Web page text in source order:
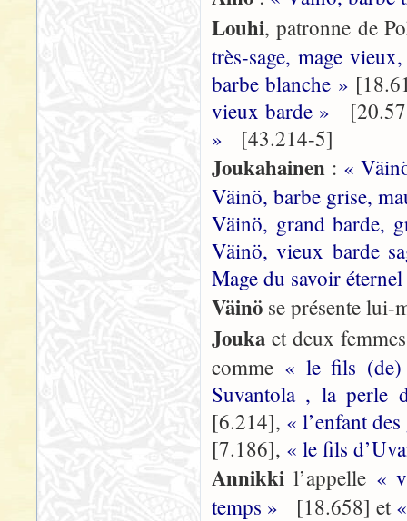
Louhi, patronne de
très-sage, mage
barbe blanche »
vieux barde »
»
[43.214-5]
Joukahainen : «
Väinö, barbe grise,
Väinö, grand barde,
Väinö, vieux barde
Mage du savoir
Väinö se présente lui-
Jouka et deux
comme « le fils
Suvantola , la perle
[6.214], « l’enfant
[7.186], « le fils
Annikki l’appelle «
temps »
[18.658] et